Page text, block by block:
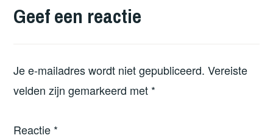
Geef een reactie
Je e-mailadres wordt niet gepubliceerd. Vereiste
velden zijn gemarkeerd met *
Reactie *